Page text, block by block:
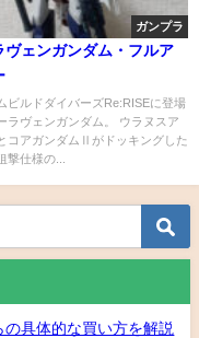
ガンプラ
ヴェンガンダム・フルア
ビルドダイバーズRe:RISEに登場
ラヴェンガンダム。 ウラヌスア
コアガンダムⅡがドッキングした
撃仕様の...
具体的な買い方を解説